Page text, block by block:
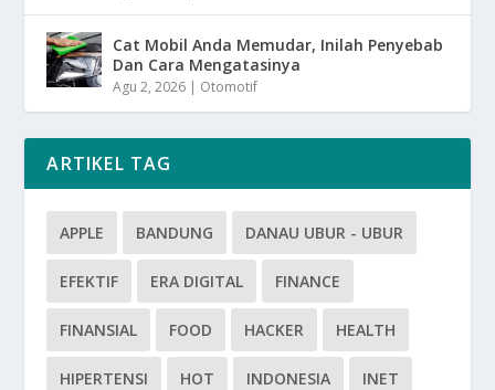
Cat Mobil Anda Memudar, Inilah Penyebab
Dan Cara Mengatasinya
Agu 2, 2026 | Otomotif
ARTIKEL TAG
APPLE BANDUNG DANAU UBUR - UBUR
EFEKTIF ERA DIGITAL FINANCE
FINANSIAL FOOD HACKER HEALTH
HIPERTENSI HOT INDONESIA INET